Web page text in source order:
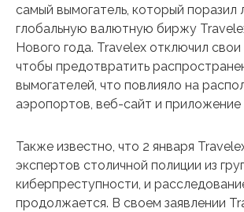
самый вымогатель, который поразил
глобальную валютную биржу
Нового года. Travelex отключил
чтобы предотвратить
вымогателей, что повлияло на
аэропортов, веб-сайт и приложение
Также известно, что 2 января
экспертов столичной полиции из
киберпреступности, и
продолжается. В своем заявлении